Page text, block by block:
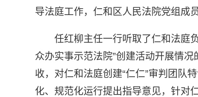
导法庭工作，仁和区人民法院党组成
任红柳主任一行听取了仁和法庭
众办实事示范法院”创建活动开展情
收，对仁和法庭创建“仁仁”审判团队
化、规范化运行提出指导意见，针对